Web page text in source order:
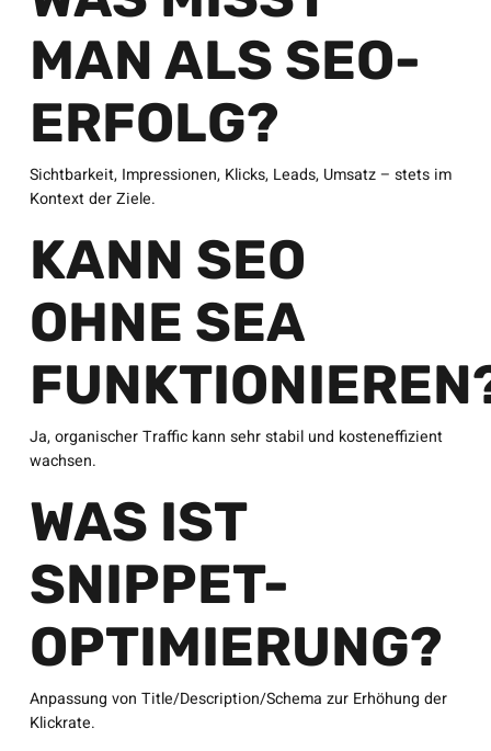
MAN ALS SEO-
ERFOLG?
Sichtbarkeit, Impressionen, Klicks, Leads, Umsatz – stets im
Kontext der Ziele.
KANN SEO
OHNE SEA
Ja, organischer Traffic kann sehr stabil und kosteneffizient
wachsen.
WAS IST
SNIPPET-
OPTIMIERUNG?
Anpassung von Title/Description/Schema zur Erhöhung der
Klickrate.